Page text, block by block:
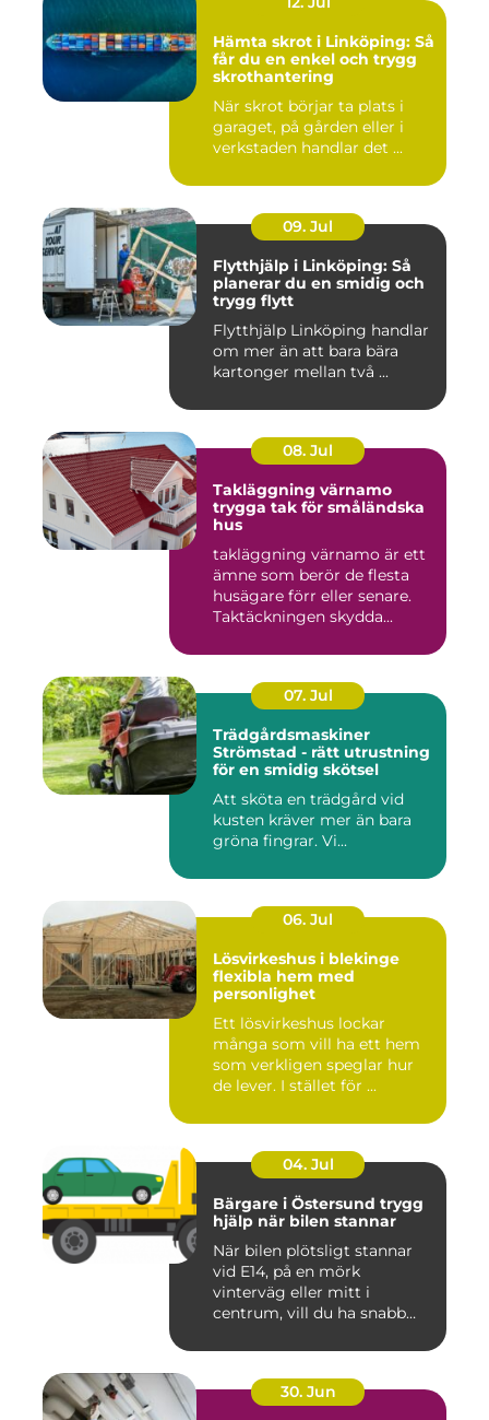
Hämta skrot i Linköping: Så
får du en enkel och trygg
skrothantering
När skrot börjar ta plats i
garaget, på gården eller i
verkstaden handlar det ...
09. Jul
Flytthjälp i Linköping: Så
planerar du en smidig och
trygg flytt
Flytthjälp Linköping handlar
om mer än att bara bära
kartonger mellan två ...
08. Jul
Takläggning värnamo
trygga tak för småländska
hus
takläggning värnamo är ett
ämne som berör de flesta
husägare förr eller senare.
Taktäckningen skydda...
07. Jul
Trädgårdsmaskiner
Strömstad - rätt utrustning
för en smidig skötsel
Att sköta en trädgård vid
kusten kräver mer än bara
gröna fingrar. Vi...
06. Jul
Lösvirkeshus i blekinge
flexibla hem med
personlighet
Ett lösvirkeshus lockar
många som vill ha ett hem
som verkligen speglar hur
de lever. I stället för ...
04. Jul
Bärgare i Östersund trygg
hjälp när bilen stannar
När bilen plötsligt stannar
vid E14, på en mörk
vinterväg eller mitt i
centrum, vill du ha snabb
30. Jun